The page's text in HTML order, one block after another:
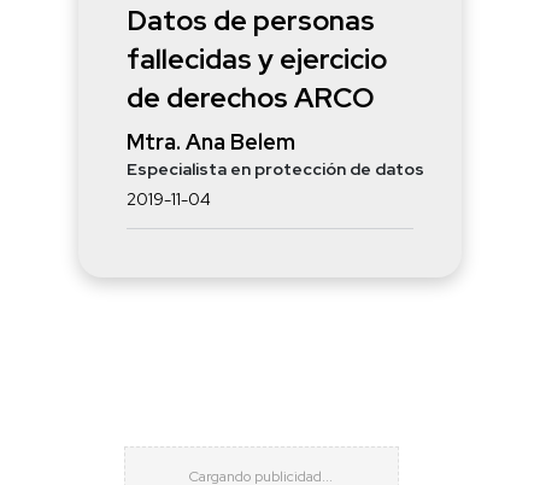
Datos de personas
fallecidas y ejercicio
de derechos ARCO
Mtra. Ana Belem
Especialista en protección de datos
2019-11-04